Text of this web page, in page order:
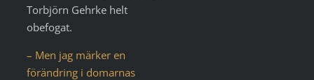
Torbjörn Gehrke helt
obefogat.
– Men jag märker en
förändring i domarnas